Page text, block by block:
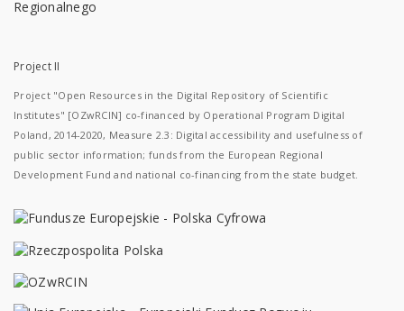
Project II
Project "Open Resources in the Digital Repository of Scientific
Institutes" [OZwRCIN] co-financed by Operational Program Digital
Poland, 2014-2020, Measure 2.3: Digital accessibility and usefulness of
public sector information; funds from the European Regional
Development Fund and national co-financing from the state budget.